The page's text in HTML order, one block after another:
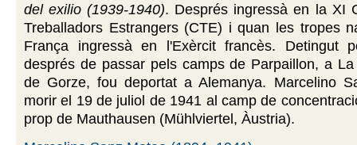
del exilio (1939-1940). Després ingressà en la XI
Treballadors Estrangers (CTE) i quan les tropes
França ingressà en l'Exèrcit francès. Detingut
després de passar pels camps de Parpaillon, a
de Gorze, fou deportat a Alemanya. Marcelino
morir el 19 de juliol de 1941 al camp de
prop de Mauthausen (Mühlviertel, Àustria).